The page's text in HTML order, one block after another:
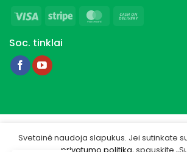
Visa
Stripe MasterCard
Soc. tinklai
Svetainė naudoja slapukus. Jei sutinkate